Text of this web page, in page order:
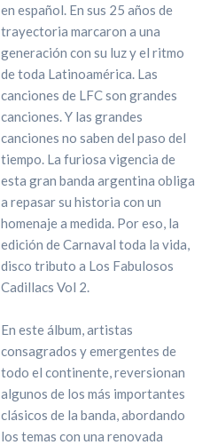
en español. En sus 25 años de
trayectoria marcaron a una
generación con su luz y el ritmo
de toda Latinoamérica. Las
canciones de LFC son grandes
canciones. Y las grandes
canciones no saben del paso del
tiempo. La furiosa vigencia de
esta gran banda argentina obliga
a repasar su historia con un
homenaje a medida. Por eso, la
edición de Carnaval toda la vida,
disco tributo a Los Fabulosos
Cadillacs Vol 2.
En este álbum, artistas
consagrados y emergentes de
todo el continente, reversionan
algunos de los más importantes
clásicos de la banda, abordando
los temas con una renovada